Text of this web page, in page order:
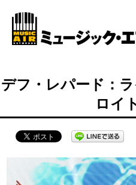
デフ・レパード：
ロイ